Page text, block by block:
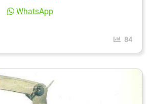
WhatsApp
84